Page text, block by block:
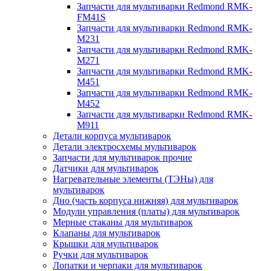
Запчасти для мультиварки Redmond RMK-
FM41S
Запчасти для мультиварки Redmond RMK-
M231
Запчасти для мультиварки Redmond RMK-
M271
Запчасти для мультиварки Redmond RMK-
M451
Запчасти для мультиварки Redmond RMK-
M452
Запчасти для мультиварки Redmond RMK-
M911
Детали корпуса мультиварок
Детали электросхемы мультиварок
Запчасти для мультиварок прочие
Датчики для мультиварок
Нагревательные элементы (ТЭНы) для
мультиварок
Дно (часть корпуса нижняя) для мультиварок
Модули управления (платы) для мультиварок
Мерные стаканы для мультиварок
Клапаны для мультиварок
Крышки для мультиварок
Ручки для мультиварок
Лопатки и черпаки для мультиварок